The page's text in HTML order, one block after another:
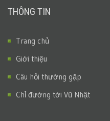
THÔNG TIN
Trang chủ
Giới thiệu
Câu hỏi thường gặp
Chỉ đường tới Vũ Nhật